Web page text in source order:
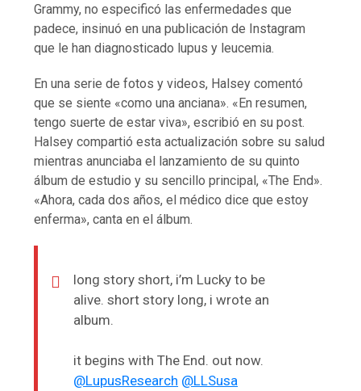
Grammy, no especificó las enfermedades que
padece, insinuó en una publicación de Instagram
que le han diagnosticado lupus y leucemia.
En una serie de fotos y videos, Halsey comentó
que se siente «como una anciana». «En resumen,
tengo suerte de estar viva», escribió en su post.
Halsey compartió esta actualización sobre su salud
mientras anunciaba el lanzamiento de su quinto
álbum de estudio y su sencillo principal, «The End».
«Ahora, cada dos años, el médico dice que estoy
enferma», canta en el álbum.
long story short, i’m Lucky to be
alive. short story long, i wrote an
album.
it begins with The End. out now.
@LupusResearch @LLSusa